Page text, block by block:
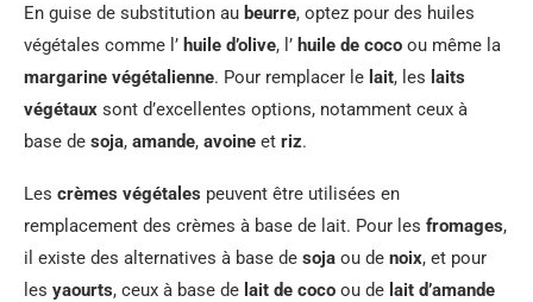
En guise de substitution au beurre, optez pour des huiles
végétales comme l’ huile d’olive, l’ huile de coco ou même la
margarine végétalienne. Pour remplacer le lait, les laits
végétaux sont d’excellentes options, notamment ceux à
base de soja, amande, avoine et riz.
Les crèmes végétales peuvent être utilisées en
remplacement des crèmes à base de lait. Pour les fromages,
il existe des alternatives à base de soja ou de noix, et pour
les yaourts, ceux à base de lait de coco ou de lait d’amande